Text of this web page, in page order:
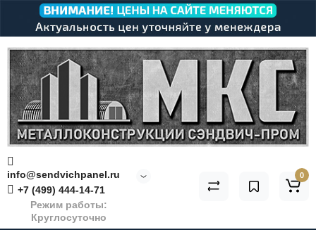
info@sendvichpanel.ru
+7 (499) 444-14-71
Режим работы:
Круглосуточно
0